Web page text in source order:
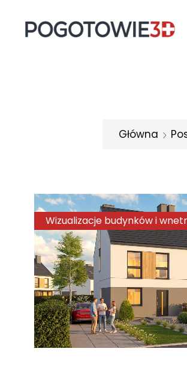
Główna
Wizualizacje budynków i